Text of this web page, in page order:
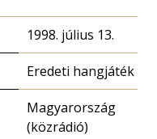
1998. július 13.
Eredeti hangjáték
Magyarország
(közrádió)